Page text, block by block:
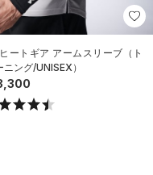
ートギア アームスリーブ（ト
ニング/UNISEX）